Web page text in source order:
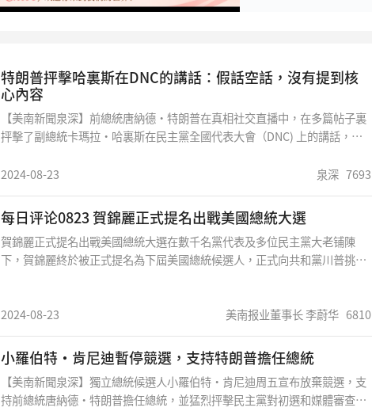
特朗普抨擊哈裏斯在DNC的講話：假話空話，沒有提到核
心內容
【美南新聞泉深】前總統唐納德·特朗普在真相社交直播中，在多篇帖子裏
抨擊了副總統卡瑪拉·哈裏斯在民主黨全國代表大會（DNC) 上的講話，稱
一篇文章：“這些民主黨人應該因這場虛假的、全是表演的大會而獲得奧斯
2024-08-23 泉深 7693
每日评论0823 賀錦麗正式提名出戰美國總統大選
賀錦麗正式提名出戰美國總統大選在數千名黨代表及多位民主黨大老铺陳
下，賀錦麗終於被正式提名為下屆美國總統候選人，正式向共和黨川普挑
國家之貢獻及隻身把她和妹妹拉拔長大的印度裔母親，描述了一個移民家庭
懐著美國夢來到這塊土地奮鬥艱辛之過程，她感人之演說使得台人人氣沸
騰。聽了她的演說對於我們這一代移民來說,真是感同身受，這也說明了移民
對國家之重大貢獻。我們要對賀錦麗提出一些建言,首先是在經濟領域我們必
須面對經濟赤字之危機，改善政府之支出平衡預算，其次是解決嚴重之移民
問題,在外交上必須慎重處理中美台三邊關係，避免衝突而導至世界危機。我
2024-08-23 美南报业董事长 李蔚华 6810
小羅伯特·肯尼迪暫停競選，支持特朗普擔任總統
【美南新聞泉深】獨立總統候選人小羅伯特·肯尼迪周五宣布放棄競選，支
持前總統唐納德·特朗普擔任總統，並猛烈抨擊民主黨對初選和媒體審查的